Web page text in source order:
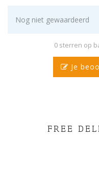
Nog niet gewaardeerd
0 sterren op
Je
FREE